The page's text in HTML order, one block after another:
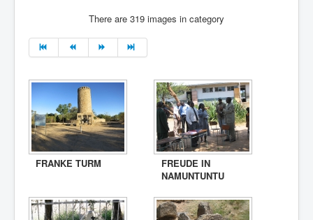
There are 319 images in category
FRANKE TURM
FREUDE IN
NAMUNTUNTU